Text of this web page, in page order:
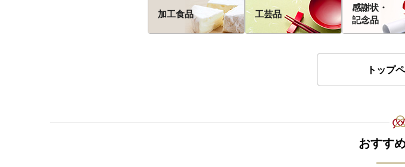
加工食品 工芸品
感謝状・
記念品
トップ
おすす